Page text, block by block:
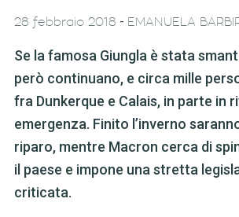
28 febbraio 2018 - EMANUELA
Se la famosa Giungla è stata
però continuano, e circa mille
fra Dunkerque e Calais, in parte in
emergenza. Finito l’inverno
riparo, mentre Macron cerca di
il paese e impone una stretta
criticata.